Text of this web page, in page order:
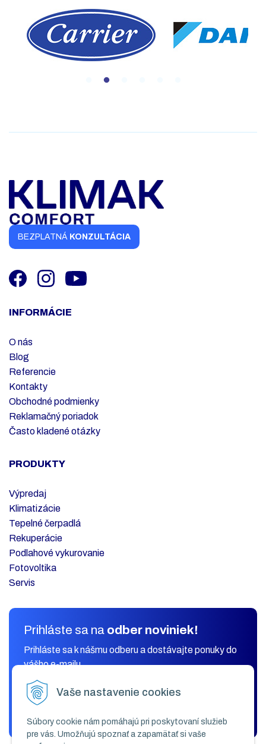
Vaše nastavenie cookies
Súbory cookie nám pomáhajú pri poskytovaní služieb
pre vás. Umožňujú spoznať a zapamätať si vaše
BEZPLATNÁ KONZULTÁCIA
INFORMÁCIE
O nás
Blog
Referencie
Kontakty
Obchodné podmienky
Reklamačný poriadok
Často kladené otázky
PRODUKTY
Výpredaj
Klimatizácie
Tepelné čerpadlá
Rekuperácie
Podlahové vykurovanie
Fotovoltika
Servis
Prihláste sa na odber noviniek!
Prihláste sa k nášmu odberu a dostávajte ponuky do
vášho e-mailu.